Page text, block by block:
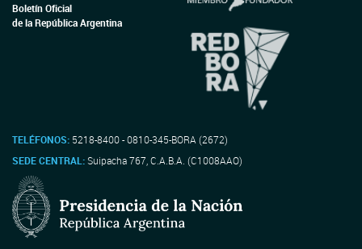
Boletín Oficial
de la República Argentina
TELÉFONOS: 5218-8400 - 0810-345-BORA (2672)
SEDE CENTRAL:Suipacha 767, C.A.B.A. (C1008AAO)